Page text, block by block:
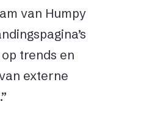
van Humpy
trends en
externe